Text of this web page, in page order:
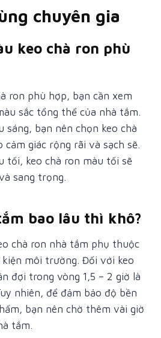
chuyên gia
keo chà ron phù
ron phù hợp, bạn cần xem
sắc tổng thể của nhà tắm.
sáng, bạn nên chọn keo chà
cảm giác rộng rãi và sạch sẽ.
tối, keo chà ron màu tối sẽ
sang trọng.
bao lâu thì khô?
chà ron nhà tắm phụ thuộc
môi trường. Đối với keo
đợi trong vòng 1,5 – 2 giờ là
nhiên, để đảm bảo độ bền
bạn nên chờ thêm vài giờ
tắm.